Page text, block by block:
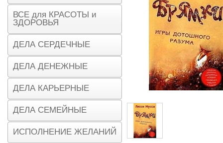
ВСЕ для КРАСОТЫ и
ЗДОРОВЬЯ
ДЕЛА СЕРДЕЧНЫЕ
ДЕЛА ДЕНЕЖНЫЕ
ДЕЛА КАРЬЕРНЫЕ
ДЕЛА СЕМЕЙНЫЕ
ИСПОЛНЕНИЕ ЖЕЛАНИЙ